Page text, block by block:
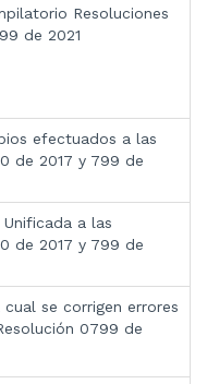
Resoluciones
de 2021
efectuados a las
de 2017 y 799 de
a las
de 2017 y 799 de
se corrigen errores
0799 de